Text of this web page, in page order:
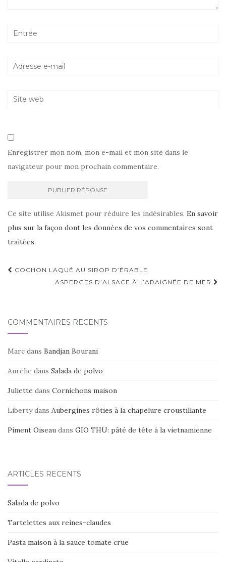
Enregistrer mon nom, mon e-mail et mon site dans le
navigateur pour mon prochain commentaire.
Ce site utilise Akismet pour réduire les indésirables. En savoir
plus sur la façon dont les données de vos commentaires sont
traitées.
Navigation
d'article
COCHON LAQUÉ AU SIROP D’ÉRABLE
ASPERGES D’ALSACE À L’ARAIGNÉE DE MER
COMMENTAIRES RÉCENTS
Marc dans Bandjan Bourani
Aurélie dans Salada de polvo
Juliette dans Cornichons maison
Libertydans Aubergines rôties à la chapelure croustillante
Piment Oiseau dans GIO THU: pâté de tête à la vietnamienne
ARTICLES RÉCENTS
Salada de polvo
Tartelettes aux reines-claudes
Pasta maison à la sauce tomate crue